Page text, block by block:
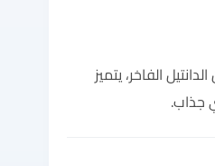
الفاخر، يتميز
جذاب.